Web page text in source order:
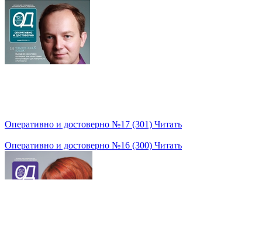
Оперативно и достоверно №17 (301) Читать
Оперативно и достоверно №16 (300) Читать